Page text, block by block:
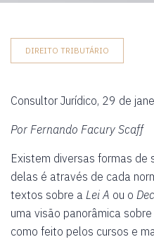
DIREITO TRIBUTÁRIO
Consultor Jurídico, 29 de
Por Fernando Facury Scaff
Existem diversas formas de
delas é através de cada
textos sobre a Lei A ou o
uma visão panorâmica
como feito pelos cursos e